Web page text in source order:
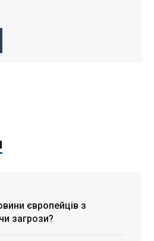
європейців з
загрози?